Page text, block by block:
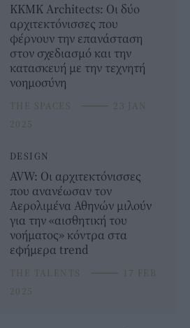
ΚΚΜΚ Architects: Οι δύο
αρχιτεκτόνισσες που
φέρνουν την επανάσταση
στον σχεδιασμό και την
κατασκευή με την τεχνητή
νοημοσύνη
THE SPACES ⸻ 23 JAN
2025
DESIGN
AVW: Οι αρχιτεκτόνισσες
που ανανέωσαν τον
Αερολιμένα Αθηνών μιλούν
για την «αισθητική του
νοήματος» κόντρα στα
εφήμερα trend
THE TALENTS ⸻ 17 FEB
2025